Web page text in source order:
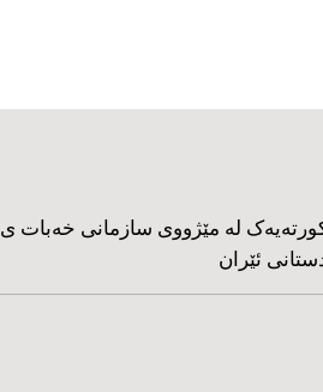
له مێژووی سازمانی خه‌بات ی
ئێران